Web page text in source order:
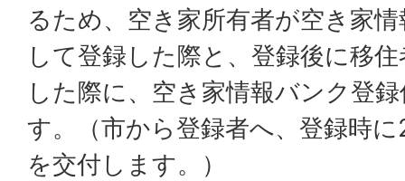
るため、空き家所有者が空き家
して登録した際と、登録後に移
した際に、空き家情報バンク登
す。（市から登録者へ、登録時
を交付します。）